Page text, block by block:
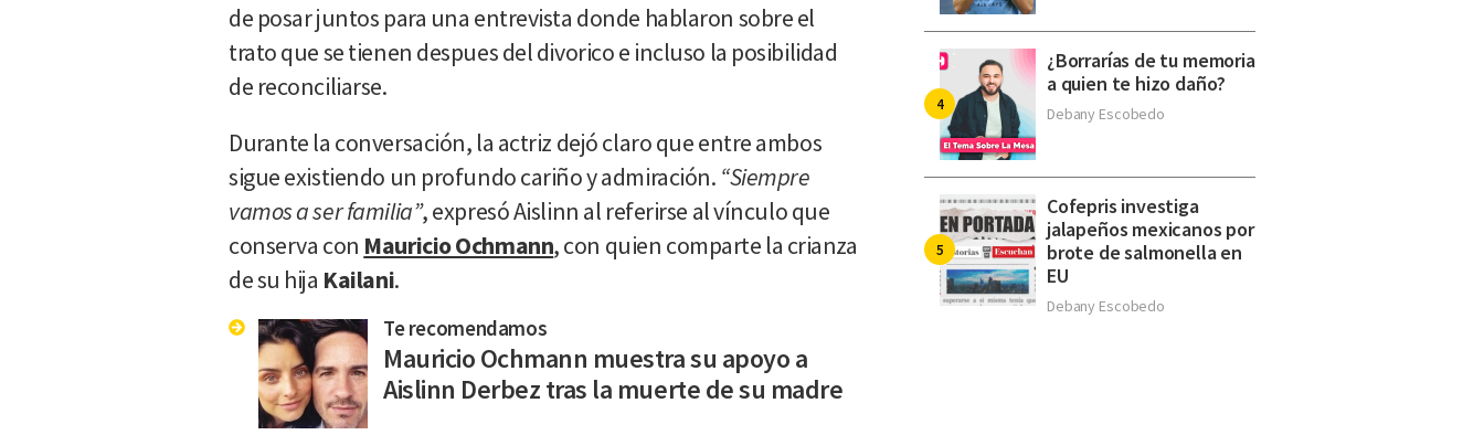
de posar juntos para una entrevista donde hablaron sobre el
trato que se tienen despues del divorico e incluso la posibilidad
de reconciliarse.
Durante la conversación, la actriz dejó claro que entre ambos
sigue existiendo un profundo cariño y admiración. “Siempre
vamos a ser familia”, expresó Aislinn al referirse al vínculo que
conserva con Mauricio Ochmann, con quien comparte la crianza
de su hija Kailani.
Te recomendamos
Mauricio Ochmann muestra su apoyo a
Aislinn Derbez tras la muerte de su madre
¿Borrarías de tu memoria
a quien te hizo daño?
Debany Escobedo
Cofepris investiga
jalapeños mexicanos por
brote de salmonella en
EU
Debany Escobedo